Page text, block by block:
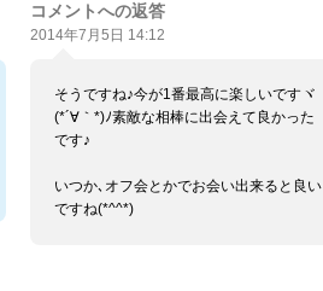
コメントへの返答
2014年7月5日 14:12
そうですね♪今が1番最高に楽しいですヾ
(*´∀｀*)ﾉ素敵な相棒に出会えて良かった
です♪
いつか､オフ会とかでお会い出来ると良い
ですね(*^^*)